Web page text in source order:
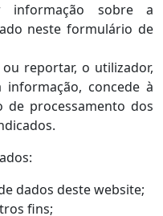
informação sobre a
neste formulário de
reportar, o utilizador,
concede à
de processamento dos
dados deste website;
fins;